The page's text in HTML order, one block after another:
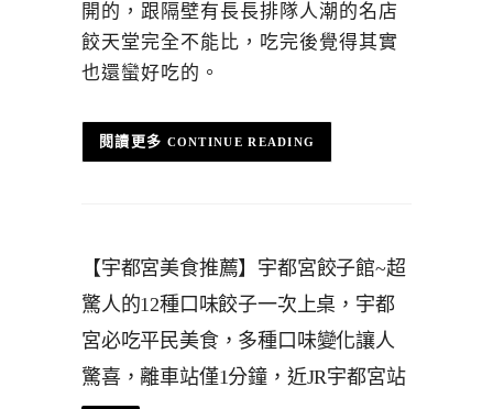
開的，跟隔壁有長長排隊人潮的名店
餃天堂完全不能比，吃完後覺得其實
也還蠻好吃的。
CONTINUE READING
【宇都宮美食推薦】宇都宮餃子館~超
驚人的12種口味餃子一次上桌，宇都
宮必吃平民美食，多種口味變化讓人
驚喜，離車站僅1分鐘，近JR宇都宮站